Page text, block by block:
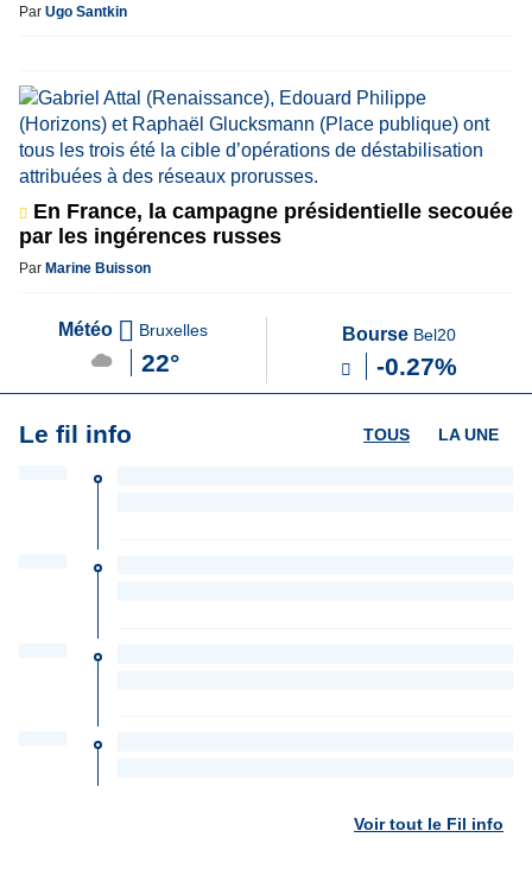
Par Ugo Santkin
En France, la campagne présidentielle secouée
par les ingérences russes
Par Marine Buisson
Météo Bruxelles
22°
Bourse Bel20
-0.27%
Le fil info LA UNE
TOUS
Voir tout le Fil info